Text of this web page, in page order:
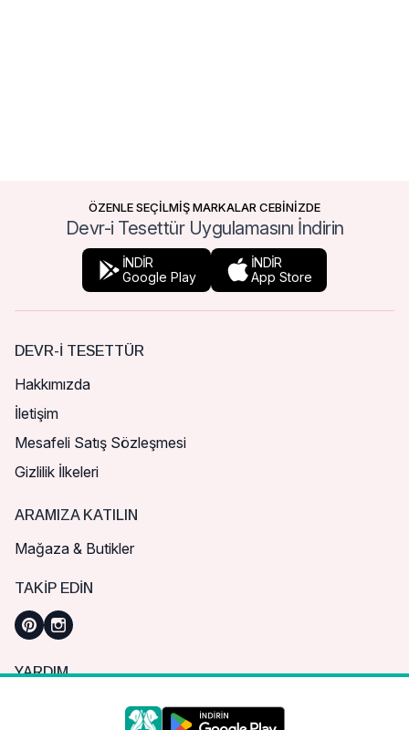
ÖZENLE SEÇİLMİŞ MARKALAR CEBİNİZDE
Devr-i Tesettür Uygulamasını İndirin
İNDİR
Google Play
İNDİR
App Store
DEVR-I TESETTÜR
Hakkımızda
İletişim
Mesafeli Satış Sözleşmesi
Gizlilik İlkeleri
ARAMIZA KATILIN
Mağaza & Butikler
TAKIP EDIN
YARDIM
Sık Sorulan Sorular